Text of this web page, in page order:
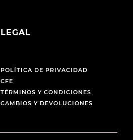
LEGAL
POLÍTICA DE PRIVACIDAD
CFE
TÉRMINOS Y CONDICIONES
CAMBIOS Y DEVOLUCIONES